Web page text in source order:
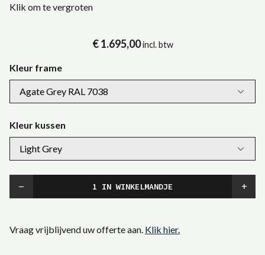
Klik om te vergroten
€ 1.695,00incl. btw
Kleur frame
Kleur kussen
− +
Vraag vrijblijvend uw offerte aan. Klik hier.